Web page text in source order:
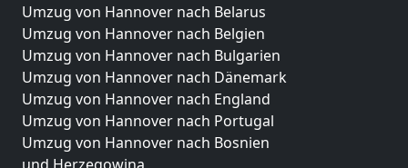
Umzug von Hannover nach Belarus
Umzug von Hannover nach Belgien
Umzug von Hannover nach Bulgarien
Umzug von Hannover nach Dänemark
Umzug von Hannover nach England
Umzug von Hannover nach Portugal
Umzug von Hannover nach Bosnien
und Herzegowina